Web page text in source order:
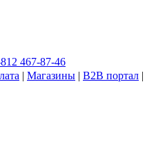
467-87-46
| Магазины | B2B портал |